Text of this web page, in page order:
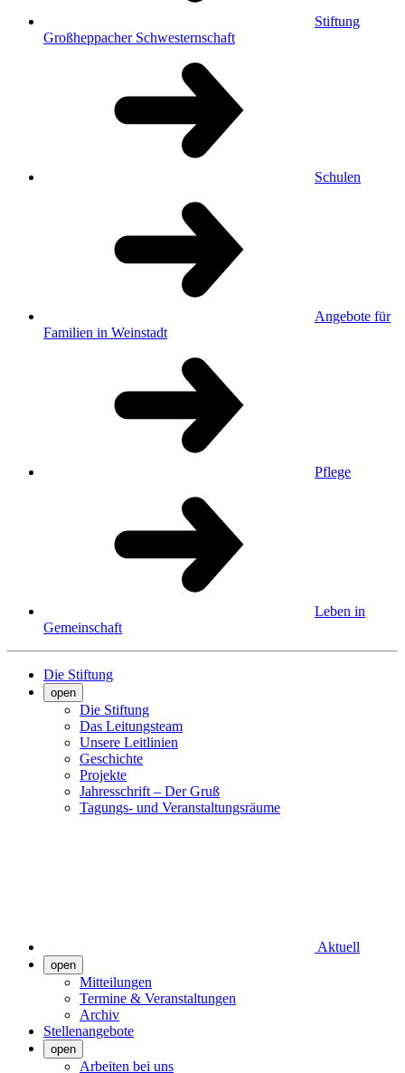
Stiftung
Großheppacher Schwesternschaft
Schulen
Angebote für
Familien in Weinstadt
Pflege
Leben in
Gemeinschaft
Die Stiftung
open
Die Stiftung
Das Leitungsteam
Unsere Leitlinien
Geschichte
Projekte
Jahresschrift – Der Gruß
Tagungs- und Veranstaltungsräume
Aktuell
open
Mitteilungen
Termine & Veranstaltungen
Archiv
Stellenangebote
open
Arbeiten bei uns